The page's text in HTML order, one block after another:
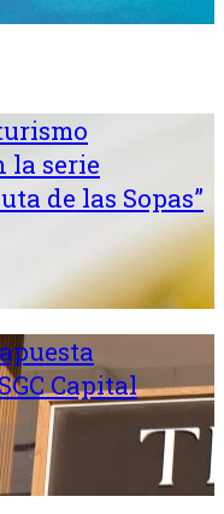
la serie
de las Sopas”
Capital